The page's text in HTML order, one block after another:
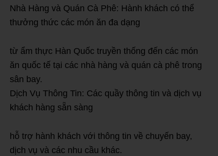
Nhà Hàng và Quán Cà Phê: Hành khách có thể
thưởng thức các món ăn đa dạng
từ ẩm thực Hàn Quốc truyền thống đến các món
ăn quốc tế tại các nhà hàng và quán cà phê trong
sân bay.
Dịch Vụ Thông Tin: Các quầy thông tin và dịch vụ
khách hàng sẵn sàng
hỗ trợ hành khách với thông tin về chuyến bay,
dịch vụ và các nhu cầu khác.